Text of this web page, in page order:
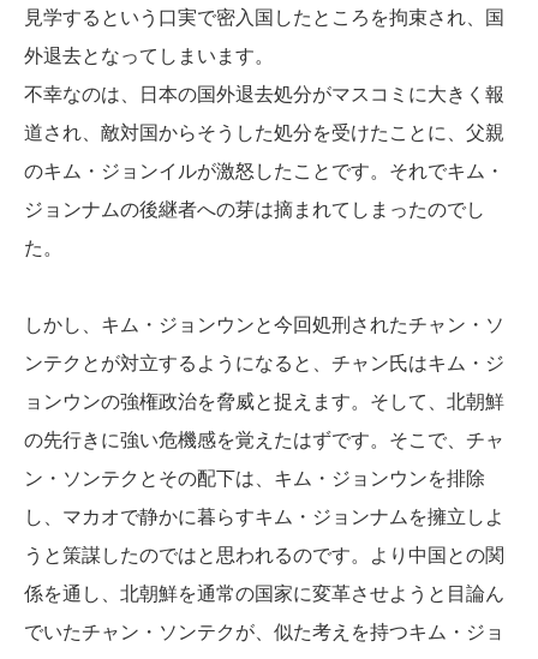
見学するという口実で密入国したところを拘束され、国
外退去となってしまいます。
不幸なのは、日本の国外退去処分がマスコミに大きく報
道され、敵対国からそうした処分を受けたことに、父親
のキム・ジョンイルが激怒したことです。それでキム・
ジョンナムの後継者への芽は摘まれてしまったのでし
た。
しかし、キム・ジョンウンと今回処刑されたチャン・ソ
ンテクとが対立するようになると、チャン氏はキム・ジ
ョンウンの強権政治を脅威と捉えます。そして、北朝鮮
の先行きに強い危機感を覚えたはずです。そこで、チャ
ン・ソンテクとその配下は、キム・ジョンウンを排除
し、マカオで静かに暮らすキム・ジョンナムを擁立しよ
うと策謀したのではと思われるのです。より中国との関
係を通し、北朝鮮を通常の国家に変革させようと目論ん
でいたチャン・ソンテクが、似た考えを持つキム・ジョ